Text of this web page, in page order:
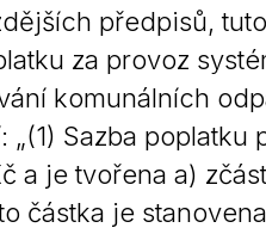
Ztráty a
Volby
předpisů,
za provoz
komunálních
„(1) Sazba
a je tvořena a)
částka je